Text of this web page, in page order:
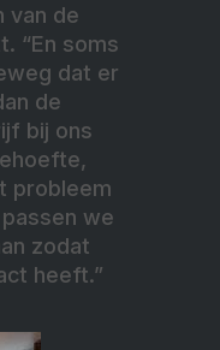
van de
“En soms
dat er
de
bij ons
probleem
we
zodat
heeft.”